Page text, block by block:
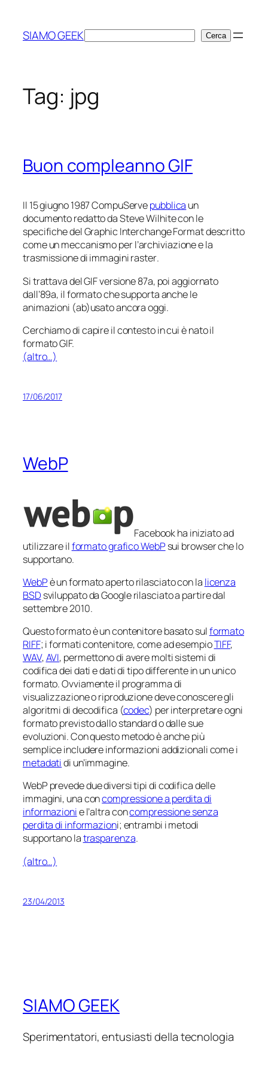
contenuto
SIAMO GEEKCerca Cerca
Tag: jpg
Buon compleanno GIF
Il 15 giugno 1987 CompuServepubblica un
documento redatto da Steve Wilhite con le
specifiche del Graphic Interchange Format descritto
come unmeccanismo per l’archiviazione e la
trasmissione di immagini raster.
Si trattava del GIF versione 87a, poi aggiornato
dall’89a, il formato che supporta anche le
animazioni (ab)usato ancora oggi.
Cerchiamo di capire il contesto in cui è nato il
formato GIF.
(altro…)
17/06/2017
WebP
Facebook ha iniziato ad
utilizzare ilformato grafico WebPsui browser che lo
supportano.
WebPè un formato aperto rilasciato con la licenza
BSD sviluppato da Google rilasciato a partire dal
settembre 2010.
Questo formato è un contenitore basato sulformato
RIFF; i formati contenitore, come ad esempioTIFF,
WAV,AVI, permettono di avere molti sistemi di
codifica dei dati e dati di tipo differente in un unico
formato. Ovviamente il programma di
visualizzazione o riproduzione deve conoscere gli
algoritmi di decodifica (codec) per interpretare ogni
formato previsto dallo standard o dalle sue
evoluzioni. Con questo metodo è anche più
semplice includere informazioni addizionali come i
metadatidi un’immagine.
WebP prevede due diversi tipi di codifica delle
immagini, una concompressione a perdita di
informazionie l’altra concompressione senza
perdita di informazioni; entrambi i metodi
supportano latrasparenza.
(altro…)
23/04/2013
SIAMO GEEK
Sperimentatori, entusiasti della tecnologia